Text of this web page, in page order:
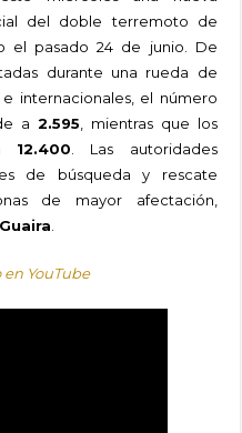
del doble terremoto de
el pasado 24 de junio. De
durante una rueda de
internacionales, el número
a 2.595, mientras que los
12.400. Las autoridades
de búsqueda y rescate
de mayor afectación,
.
YouTube